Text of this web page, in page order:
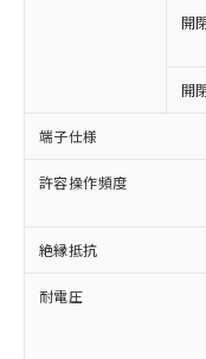
開
開
端子仕様
許容操作頻度
絶縁抵抗
耐電圧
ご利用
ご利用くださ
本サー
商品の
(税抜)
当社制
本サー
ことを
在庫状
対応予定：
有に対応し
対応予定な
非含有に非
定はありませ
調査・確認
非含有の対応
害物質有無と
仕入先様の
いたものが
むを得ず変
※1 中国
「○」：最
基準値以下で
「×」：最大
基準値を超
「－」：未
当社は
為替お